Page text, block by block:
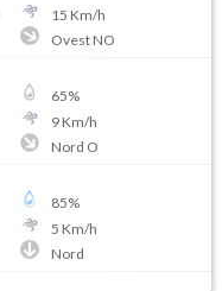
15 Km/h
Ovest NO
65%
9Km/h
Nord O
85%
5 Km/h
Nord